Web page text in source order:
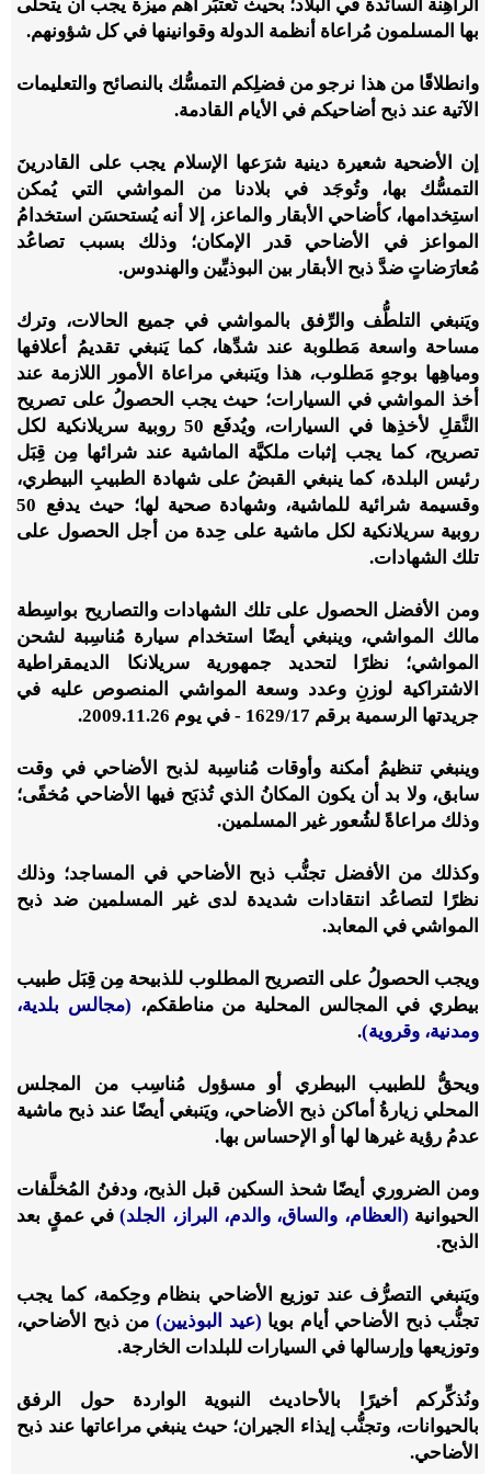
الراهِنة السائدة في البلاد؛ بحيث تُعتبَر أهم ميزة يجب أن يتحلى
بها المسلمون مُراعاة أنظمة الدولة وقوانينها في كل شؤونهم.
وانطلاقًا من هذا نرجو من فضلِكم التمسُّك بالنصائح والتعليمات
الآتية عند ذبح أضاحيكم في الأيام القادمة.
إن الأضحية شعيرة دينية شرَعها الإسلام يجب على القادرينَ
التمسُّك بها، وتُوجَد في بلادنا من المواشي التي يُمكن
استِخدامها، كأضاحي الأبقار والماعز، إلا أنه يُستحسَن استخدامُ
المواعز في الأضاحي قدر الإمكان؛ وذلك بسبب تصاعُد
مُعارَضاتٍ ضدَّ ذبح الأبقار بين البوذيِّين والهندوس.
ويَنبغي التلطُّف والرِّفق بالمواشي في جميع الحالات، وترك
مساحة واسعة مَطلوبة عند شدِّها، كما يَنبغي تقديمُ أعلافها
ومياهِها بوجهٍ مَطلوب، هذا ويَنبغي مراعاة الأمور اللازمة عند
أخذ المواشي في السيارات؛ حيث يجب الحصولُ على تصريح
النَّقلِ لأخذِها في السيارات، ويُدفَع 50 روبية سريلانكية لكل
تصريح، كما يجب إثبات ملكيَّة الماشية عند شرائها مِن قِبَل
رئيس البلدة، كما ينبغي القبضُ على شهادة الطبيبِ البيطري،
وقسيمة شرائية للماشية، وشهادة صحية لها؛ حيث يدفع 50
روبية سريلانكية لكل ماشية على حِدة من أجل الحصول على
تلك الشهادات.
ومن الأفضل الحصول على تلك الشهادات والتصاريح بواسِطة
مالك المواشي، وينبغي أيضًا استخدام سيارة مُناسِبة لشحن
المواشي؛ نظرًا لتحديد جمهورية سريلانكا الديمقراطية
الاشتراكية لوزنِ وعدد وسعة المواشي المنصوص عليه في
جريدتها الرسمية برقم 1629/17 - في يوم 2009.11.26
.
وينبغي تنظيمُ أمكنة وأوقات مُناسِبة لذبح الأضاحي في وقت
سابق، ولا بد أن يكون المكانُ الذي تُذبَح فيها الأضاحي مُخفًى؛
وذلك مراعاةً لشُعور غير المسلمين.
وكذلك من الأفضل تجنُّب ذبح الأضاحي في المساجد؛ وذلك
نظرًا لتصاعُد انتقادات شديدة لدى غير المسلمين ضد ذبح
المواشي في المعابد.
ويجب الحصولُ على التصريح المطلوب للذبيحة مِن قِبَل طبيب
بيطري في المجالس المحلية من مناطقكم، (مجالس بلدية،
ومدنية، وقروية).
ويحقُّ للطبيب البيطري أو مسؤول مُناسِب من المجلس
المحلي زيارةُ أماكن ذبح الأضاحي، ويَنبغي أيضًا عند ذبح ماشية
عدمُ رؤية غيرها لها أو الإحساس بها.
ومن الضروري أيضًا شحذ السكين قبل الذبح، ودفنُ المُخلَّفات
الحيوانية (العظام، والساق، والدم، البراز، الجلد)في عمقٍ بعد
الذبح.
ويَنبغي التصرُّف عند توزيع الأضاحي بنظام وحِكمة، كما يجب
تجنُّب ذبح الأضاحي أيام بويا (عيد البوذيين) من ذبح الأضاحي،
وتوزيعها وإرسالها في السيارات للبلدات الخارجة.
ونُذكِّركم أخيرًا بالأحاديث النبوية الواردة حول الرفق
بالحيوانات، وتجنُّب إيذاء الجيران؛ حيث ينبغي مراعاتها عند ذبح
الأضاحي.